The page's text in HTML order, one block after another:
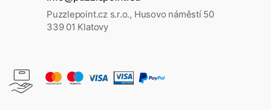
Puzzlepoint.cz s.r.o., Husovo náměstí 50
339 01 Klatovy